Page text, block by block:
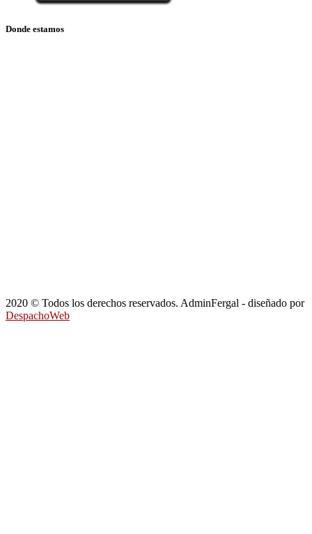
Donde estamos
2020 © Todos los derechos reservados. AdminFergal - diseñado por
DespachoWeb